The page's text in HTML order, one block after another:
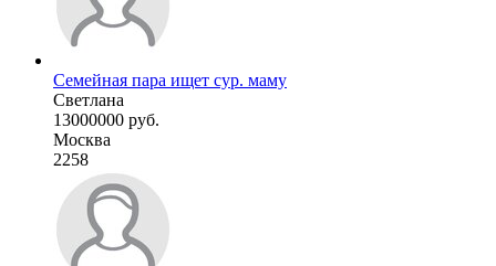
Семейная пара ищет сур. маму
Светлана
13000000 руб.
Москва
2258